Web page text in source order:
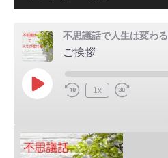
不思議話で人生は変わる
ご挨拶
Play
Episode
1x